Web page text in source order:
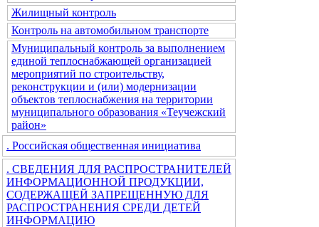
Жилищный контроль
Контроль на автомобильном транспорте
Муниципальный контроль за выполнением
единой теплоснабжающей организацией
мероприятий по строительству,
реконструкции и (или) модернизации
объектов теплоснабжения на территории
муниципального образования «Теучежский
район»
. Российская общественная инициатива
. СВЕДЕНИЯ ДЛЯ РАСПРОСТРАНИТЕЛЕЙ
ИНФОРМАЦИОННОЙ ПРОДУКЦИИ,
СОДЕРЖАЩЕЙ ЗАПРЕЩЕННУЮ ДЛЯ
РАСПРОСТРАНЕНИЯ СРЕДИ ДЕТЕЙ
ИНФОРМАЦИЮ